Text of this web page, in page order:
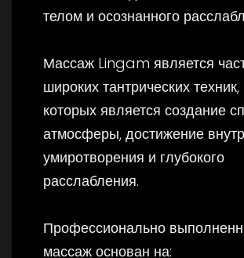
телом и осознанного
Массаж Lingam является
широких тантрических
которых является создание
атмосферы, достижение
умиротворения и глубокого
расслабления.
Профессионально
массаж основан на: